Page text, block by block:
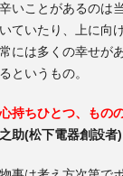
いことがあるのは
ていたり、上に向
には多くの幸せが
というもの。
心持ちひとつ、もの
助(松下電器創設者)